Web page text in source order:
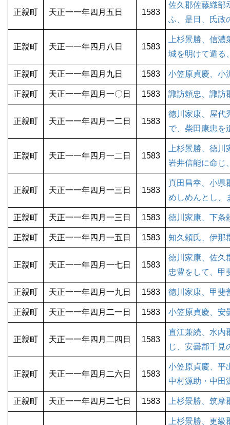
正親町 天正一一年四月五日 1583
佐久郡佐藤織部
ふ、是日、氏政
正親町 天正一一年四月八日 1583
上杉景勝、信濃
城を明けて遁る
正親町 天正一一年四月九日 1583 小笠原貞慶、小
正親町 天正一一年四月一〇日 1583 諏訪頼忠、諏訪
正親町 天正一一年四月一二日 1583
徳川家康、屋代
で、柴田康忠を
正親町 天正一一年四月一二日 1583
上杉景勝、徳川
岩井信能に命じ
正親町 天正一一年四月一三日 1583
真田昌幸、小県
めしめんとし、
正親町 天正一一年四月一三日 1583 徳川家康、下条
正親町 天正一一年四月一五日 1583 知久頼氏、伊那
正親町 天正一一年四月一七日 1583
徳川家康、佐久
忠豊をして、甲
正親町 天正一一年四月一九日 1583 徳川家康、甲斐
正親町 天正一一年四月二一日 1583 小笠原貞慶、安
正親町 天正一一年四月二四日 1583
直江兼続、水内
じ、安曇郡千見
正親町 天正一一年四月二六日 1583
小笠原貞慶、平
中村源助・中田
正親町 天正一一年四月二七日 1583 上杉景勝、筑摩
上杉景勝、更級